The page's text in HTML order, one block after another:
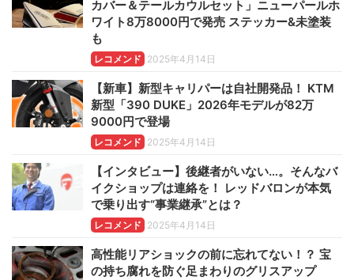
カバー＆テールカウルセット」ニューパールホ
ワイト8万8000円で発売 ステッカー&未塗装
も
レコメンド 2025年4月14日
【新車】新型キャリパーは自社開発品！ KTM
新型「390 DUKE」2026年モデルが82万
9000円で登場
レコメンド 2025年4月14日
【インタビュー】後継者がいない…。そんなバ
イクショップは連絡を！ レッドバロンが本気
で乗り出す“事業継承”とは？
レコメンド 2025年4月14日
高性能リアショックの前に忘れてない！？ 宝
の持ち腐れを防ぐ足まわりのグリスアップ